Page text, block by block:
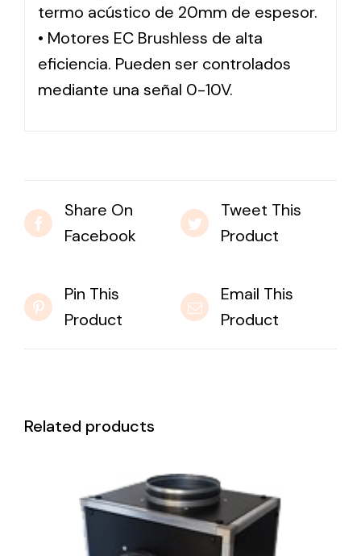
termo acústico de 20mm de espesor.
• Motores EC Brushless de alta
eficiencia. Pueden ser controlados
mediante una señal 0-10V.
Share On
Facebook
Tweet This
Product
Pin This
Product
Email This
Product
Related products